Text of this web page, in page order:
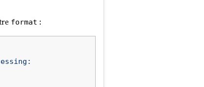
format :